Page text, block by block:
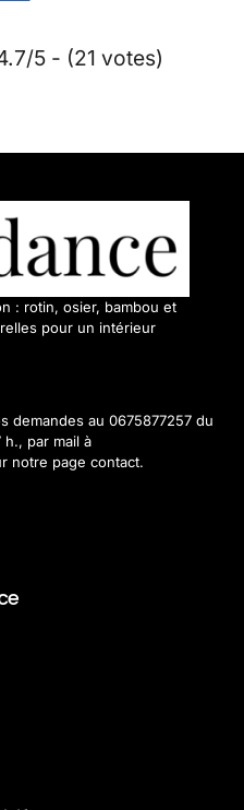
5 - (21 votes)
: rotin, osier, bambou et
pour un intérieur
demandes au 0675877257 du
h., par mail à
notre page contact.